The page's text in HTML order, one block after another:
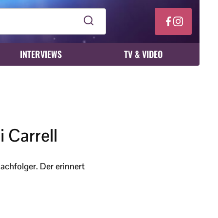
INTERVIEWS TV & VIDEO
Carrell
Der erinnert